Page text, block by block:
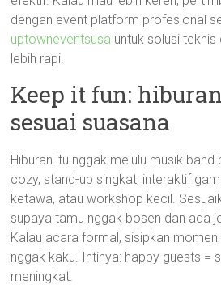
dengan event platform profesional
uptowneventsusa untuk solusi
lebih rapi.
Keep it fun:
sesuai suasana
Hiburan itu nggak melulu musik band
cozy, stand-up singkat, interaktif
ketawa, atau workshop kecil.
supaya tamu nggak bosen dan ada
Kalau acara formal, sisipkan
nggak kaku. Intinya: happy guests =
meningkat.